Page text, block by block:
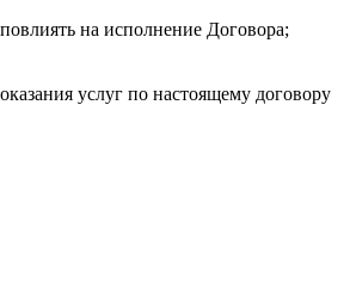
на исполнение Договора;
услуг по настоящему договору